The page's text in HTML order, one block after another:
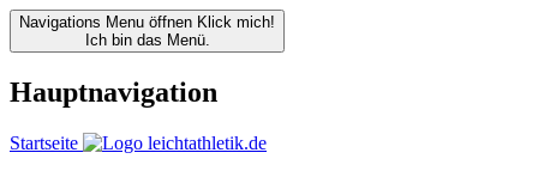
Navigations Menu öffnen Klick mich!
Ich bin das Menü.
Hauptnavigation
Startseite